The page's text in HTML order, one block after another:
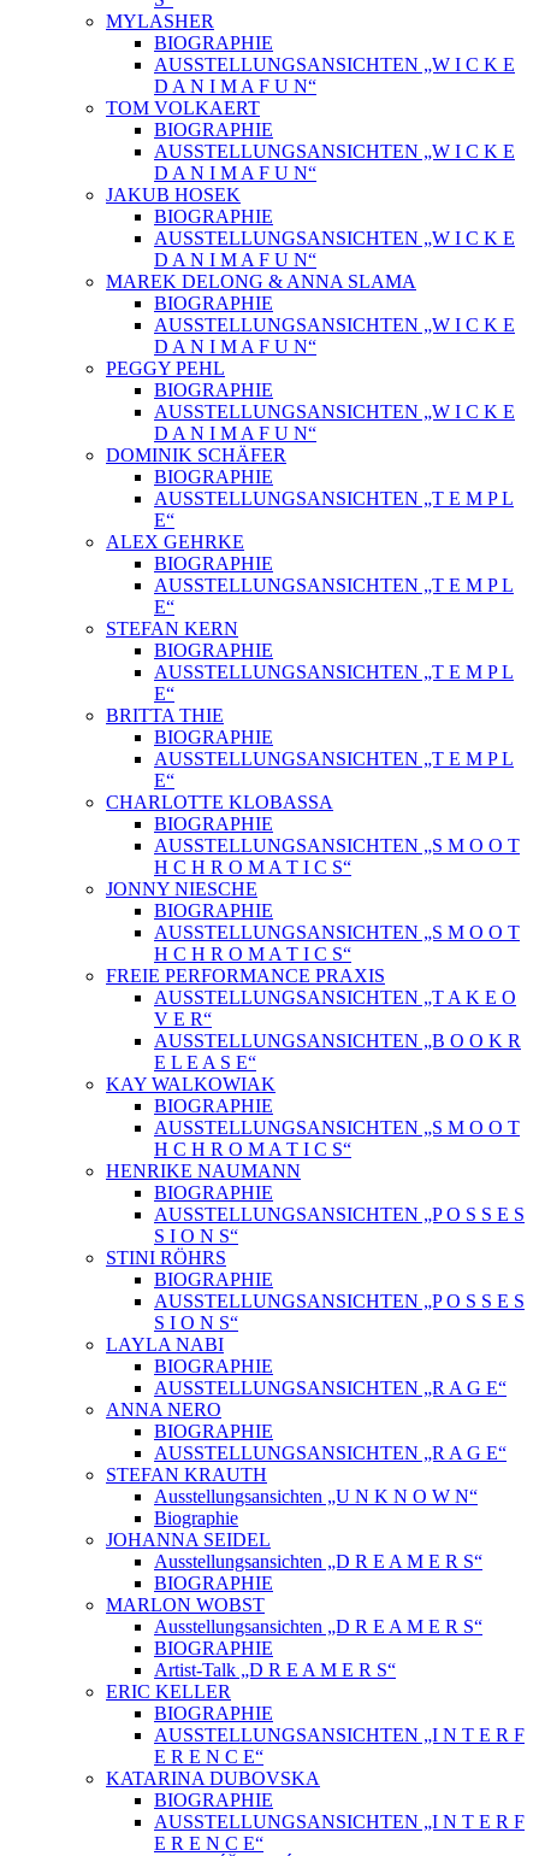
MYLASHER
BIOGRAPHIE
AUSSTELLUNGSANSICHTEN „W I C K E
D A N I M A F U N“
TOM VOLKAERT
BIOGRAPHIE
AUSSTELLUNGSANSICHTEN „W I C K E
D A N I M A F U N“
JAKUB HOSEK
BIOGRAPHIE
AUSSTELLUNGSANSICHTEN „W I C K E
D A N I M A F U N“
MAREK DELONG & ANNA SLAMA
BIOGRAPHIE
AUSSTELLUNGSANSICHTEN „W I C K E
D A N I M A F U N“
PEGGY PEHL
BIOGRAPHIE
AUSSTELLUNGSANSICHTEN „W I C K E
D A N I M A F U N“
DOMINIK SCHÄFER
BIOGRAPHIE
AUSSTELLUNGSANSICHTEN „T E M P L
E“
ALEX GEHRKE
BIOGRAPHIE
AUSSTELLUNGSANSICHTEN „T E M P L
E“
STEFAN KERN
BIOGRAPHIE
AUSSTELLUNGSANSICHTEN „T E M P L
E“
BRITTA THIE
BIOGRAPHIE
AUSSTELLUNGSANSICHTEN „T E M P L
E“
CHARLOTTE KLOBASSA
BIOGRAPHIE
AUSSTELLUNGSANSICHTEN „S M O O T
H C H R O M A T I C S“
JONNY NIESCHE
BIOGRAPHIE
AUSSTELLUNGSANSICHTEN „S M O O T
H C H R O M A T I C S“
FREIE PERFORMANCE PRAXIS
AUSSTELLUNGSANSICHTEN „T A K E O
V E R“
AUSSTELLUNGSANSICHTEN „B O O K R
E L E A S E“
KAY WALKOWIAK
BIOGRAPHIE
AUSSTELLUNGSANSICHTEN „S M O O T
H C H R O M A T I C S“
HENRIKE NAUMANN
BIOGRAPHIE
AUSSTELLUNGSANSICHTEN „P O S S E S
S I O N S“
STINI RÖHRS
BIOGRAPHIE
AUSSTELLUNGSANSICHTEN „P O S S E S
S I O N S“
LAYLA NABI
BIOGRAPHIE
AUSSTELLUNGSANSICHTEN „R A G E“
ANNA NERO
BIOGRAPHIE
AUSSTELLUNGSANSICHTEN „R A G E“
STEFAN KRAUTH
Ausstellungsansichten „U N K N O W N“
Biographie
JOHANNA SEIDEL
Ausstellungsansichten „D R E A M E R S“
BIOGRAPHIE
MARLON WOBST
Ausstellungsansichten „D R E A M E R S“
BIOGRAPHIE
Artist-Talk „D R E A M E R S“
ERIC KELLER
BIOGRAPHIE
AUSSTELLUNGSANSICHTEN „I N T E R F
E R E N C E“
KATARINA DUBOVSKA
BIOGRAPHIE
AUSSTELLUNGSANSICHTEN „I N T E R F
E R E N C E“